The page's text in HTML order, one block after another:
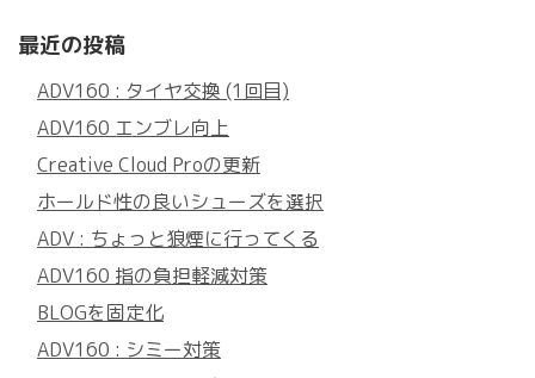
最近の投稿
ADV160 : タイヤ交換 (1回目)
ADV160 エンブレ向上
Creative Cloud Proの更新
ホールド性の良いシューズを選択
ADV : ちょっと狼煙に行ってくる
ADV160 指の負担軽減対策
BLOGを固定化
ADV160 : シミー対策